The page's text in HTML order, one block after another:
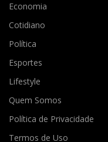
Economia
Cotidiano
Política
Esportes
Lifestyle
Quem Somos
Política de Privacidade
Termos de Uso